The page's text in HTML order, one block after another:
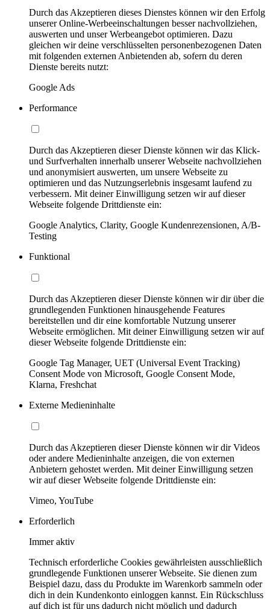
Durch das Akzeptieren dieses Dienstes können wir den Erfolg
unserer Online-Werbeeinschaltungen besser nachvollziehen,
auswerten und unser Werbeangebot optimieren. Dazu
gleichen wir deine verschlüsselten personenbezogenen Daten
mit folgenden externen Anbietenden ab, sofern du deren
Dienste bereits nutzt:
Google Ads
Performance
Durch das Akzeptieren dieser Dienste können wir das Klick-
und Surfverhalten innerhalb unserer Webseite nachvollziehen
und anonymisiert auswerten, um unsere Webseite zu
optimieren und das Nutzungserlebnis insgesamt laufend zu
verbessern. Mit deiner Einwilligung setzen wir auf dieser
Webseite folgende Drittdienste ein:
Google Analytics, Clarity, Google Kundenrezensionen, A/B-
Testing
Funktional
Durch das Akzeptieren dieser Dienste können wir dir über die
grundlegenden Funktionen hinausgehende Features
bereitstellen und dir eine komfortable Nutzung unserer
Webseite ermöglichen. Mit deiner Einwilligung setzen wir auf
dieser Webseite folgende Drittdienste ein:
Google Tag Manager, UET (Universal Event Tracking)
Consent Mode von Microsoft, Google Consent Mode,
Klarna, Freshchat
Externe Medieninhalte
Durch das Akzeptieren dieser Dienste können wir dir Videos
oder andere Medieninhalte anzeigen, die von externen
Anbietern gehostet werden. Mit deiner Einwilligung setzen
wir auf dieser Webseite folgende Drittdienste ein:
Vimeo, YouTube
Erforderlich
Immer aktiv
Technisch erforderliche Cookies gewährleisten ausschließlich
grundlegende Funktionen unserer Webseite. Sie dienen zum
Beispiel dazu, dass du Produkte im Warenkorb sammeln oder
dich in dein Kundenkonto einloggen kannst. Ein Rückschluss
auf dich ist für uns dadurch nicht möglich und dadurch